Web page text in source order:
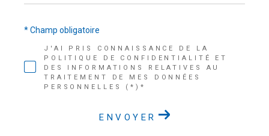
J'AI PRIS CONNAISSANCE DE LA
POLITIQUE DE CONFIDENTIALITÉ ET
DES INFORMATIONS RELATIVES AU
TRAITEMENT DE MES DONNÉES
PERSONNELLES (*)*
* Champ obligatoire
ENVOYER